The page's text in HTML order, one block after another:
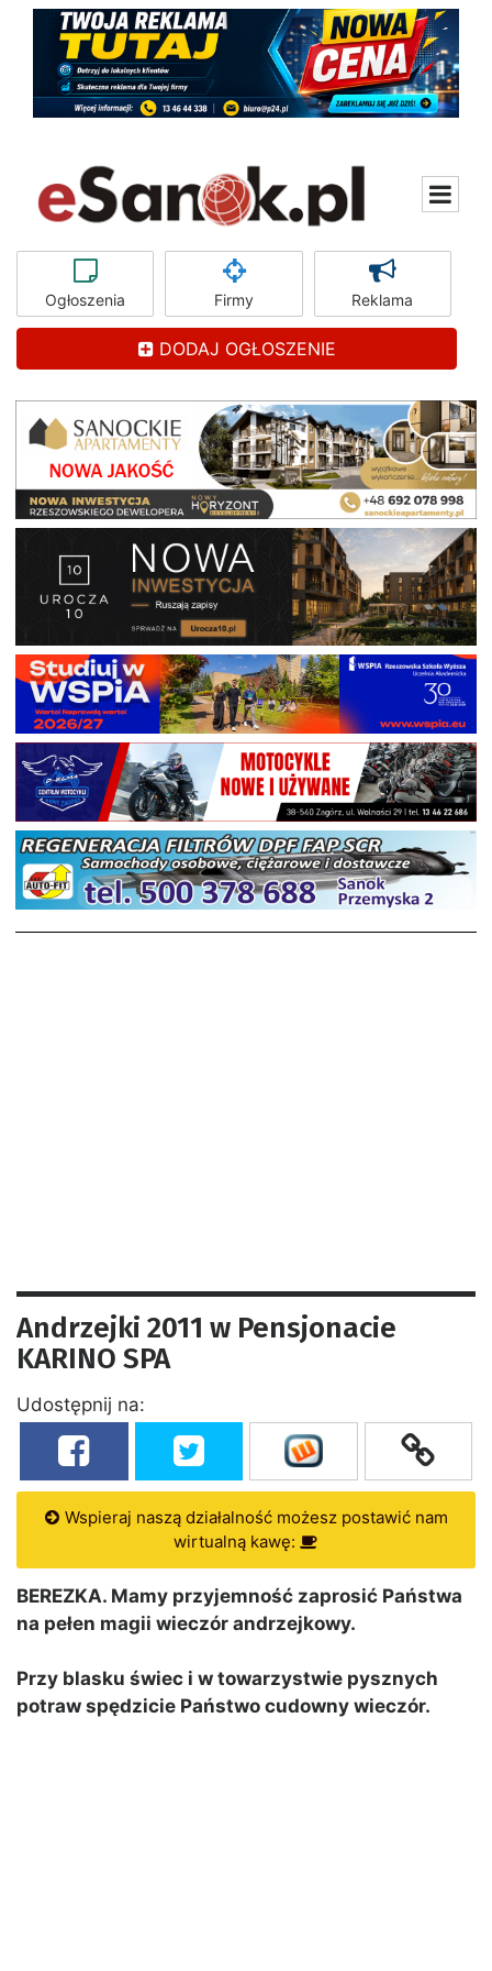
Ogłoszenia Firmy Reklama
DODAJ OGŁOSZENIE
Andrzejki 2011 w Pensjonacie
KARINO SPA
Udostępnij na:
Wspieraj naszą działalność możesz postawić nam
wirtualną kawę:
BEREZKA. Mamy przyjemność zaprosić Państwa
na pełen magii wieczór andrzejkowy.
Przy blasku świec i w towarzystwie pysznych
potraw spędzicie Państwo cudowny wieczór.